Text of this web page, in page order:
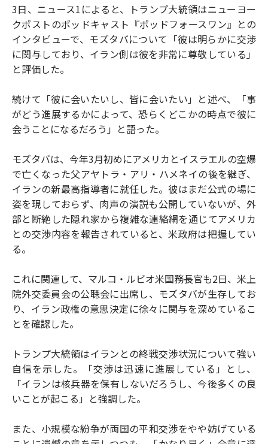
3日、ニュース1によると、トランプ大統領はニューヨー
クポストのポッドキャスト『ポッドフォースワン』との
インタビューで、モズタバについて「彼は明らかに交渉
に関与しており、イラン側は彼を非常に尊敬している」
と評価した。
続けて「彼に会いたいし、皆に会いたい」と述べ、「事
がどう進展するかによって、恐らくどこかの時点で彼に
会うことになるだろう」と語った。
モズタバは、今年3月初めにアメリカとイスラエルの空爆
で亡くなった父アヤトラ・アリ・ハメネイの後を継ぎ、
イランの新最高指導者に就任した。彼はまだ公式の場に
姿を現しておらず、肉声の演説も公開していないが、外
部と断絶した隠れ家から複雑な連絡網を通じてアメリカ
との交渉内容を報告されていると、米政府は把握してい
る。
これに関連して、マルコ・ルビオ米国務長官も2日、米上
院外交委員会の公聴会に出席し、モズタバが生存してお
り、イラン政権の意思決定に徐々に関与を深めているこ
とを確認した。
トランプ大統領はイランとの終戦交渉状況について強い
自信を示した。「交渉は迅速に進展している」とし、
「イランは核兵器を保有しないだろうし、今後多くの良
いことが起こる」と強調した。
また、小規模な紛争が両国の平和交渉をやや妨げている